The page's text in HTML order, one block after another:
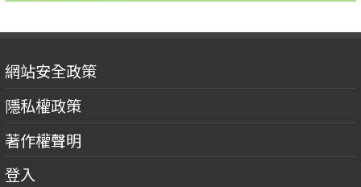
網站安全政策
隱私權政策
著作權聲明
登入